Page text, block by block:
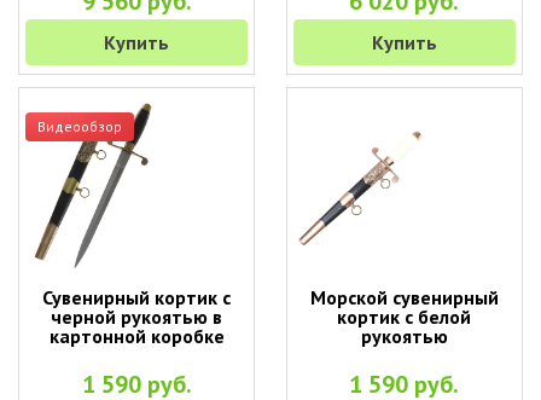
Купить Купить
Видеообзор
Сувенирный кортик с
черной рукоятью в
картонной коробке
1 590 руб.
Морской сувенирный
кортик с белой
рукоятью
1 590 руб.